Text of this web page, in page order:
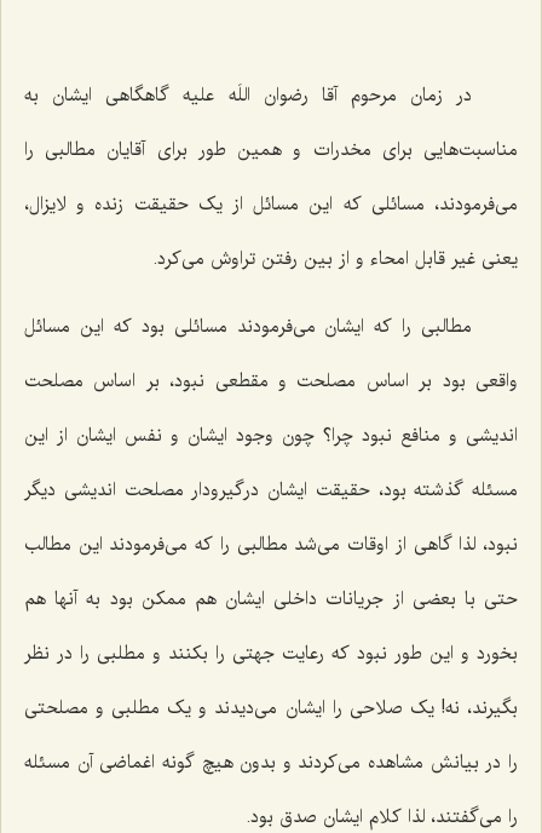
در زمان مرحوم آقا رضوان اللَه علیه گاهگاهی ایشان به
مناسبت‌هایی برای مخدرات و همین طور برای آقایان مطالبی را
می‌فرمودند، مسائلی که این مسائل از یک حقیقت زنده و لایزال،
یعنی غیر قابل امحاء و از بین رفتن تراوش می‌کرد.
مطالبی را که ایشان می‌فرمودند مسائلی بود که این مسائل
واقعی بود بر اساس مصلحت و مقطعی نبود، بر اساس مصلحت
اندیشی و منافع نبود چرا؟ چون وجود ایشان و نفس ایشان از این
مسئله گذشته بود، حقیقت ایشان درگیرودار مصلحت اندیشی دیگر
نبود، لذا گاهی از اوقات می‌شد مطالبی را که می‌فرمودند این مطالب
حتی با بعضی از جریانات داخلی ایشان هم ممکن بود به آنها هم
بخورد و این طور نبود که رعایت جهتی را بکنند و مطلبی را در نظر
بگیرند، نه! یک صلاحی را ایشان می‌دیدند و یک مطلبی و مصلحتی
را در بیانش مشاهده می‌کردند و بدون هیچ گونه اغماضی آن مسئله
را می‌گفتند، لذا کلام ایشان صدق بود.